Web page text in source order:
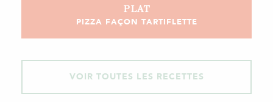
PLAT
PIZZA FAÇON TARTIFLETTE
VOIR TOUTES LES RECETTES